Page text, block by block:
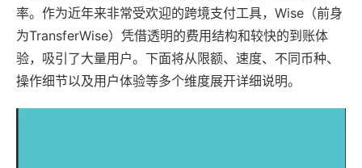
率。作为近年来非常受欢迎的跨境支付工具，Wise（前身
为TransferWise）凭借透明的费用结构和较快的到账体
验，吸引了大量用户。下面将从限额、速度、不同币种、
操作细节以及用户体验等多个维度展开详细说明。